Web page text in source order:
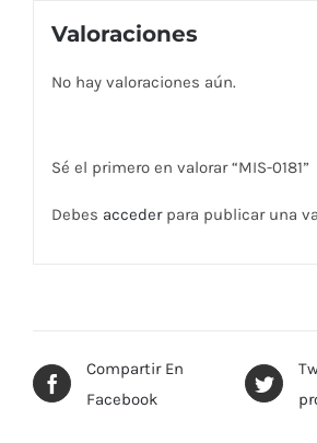
Valoraciones
No hay valoraciones aún.
Sé el primero en valorar “MIS-0181”
Debes accederpara publicar una
Compartir En
Facebook